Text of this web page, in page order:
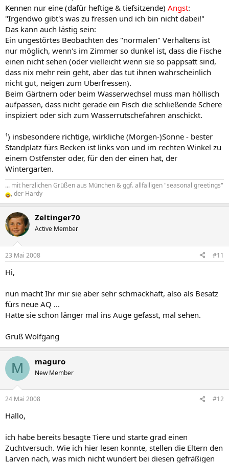
Kennen nur eine (dafür heftige & tiefsitzende) Angst:
"Irgendwo gibt's was zu fressen und ich bin nicht dabei!"
Das kann auch lästig sein:
Ein ungestörtes Beobachten des "normalen" Verhaltens ist
nur möglich, wenn's im Zimmer so dunkel ist, dass die Fische
einen nicht sehen (oder vielleicht wenn sie so pappsatt sind,
dass nix mehr rein geht, aber das tut ihnen wahrscheinlich
nicht gut, neigen zum Überfressen).
Beim Gärtnern oder beim Wasserwechsel muss man höllisch
aufpassen, dass nicht gerade ein Fisch die schließende Schere
inspiziert oder sich zum Wasserrutschefahren anschickt.
¹) insbesondere richtige, wirkliche (Morgen-)Sonne - bester
Standplatz fürs Becken ist links von und im rechten Winkel zu
einem Ostfenster oder, für den der einen hat, der
Wintergarten.
... mit herzlichen Grüßen aus München & ggf. allfälligen "seasonal greetings"
, der Hardy
Zeltinger70
Active Member
23 Mai 2008 #11
Hi,
nun macht Ihr mir sie aber sehr schmackhaft, also als Besatz
fürs neue AQ ...
Hatte sie schon länger mal ins Auge gefasst, mal sehen.
Gruß Wolfgang
M maguro
New Member
24 Mai 2008 #12
Hallo,
ich habe bereits besagte Tiere und starte grad einen
Zuchtversuch. Wie ich hier lesen konnte, stellen die Eltern den
Larven nach, was mich nicht wundert bei diesen gefräßigen